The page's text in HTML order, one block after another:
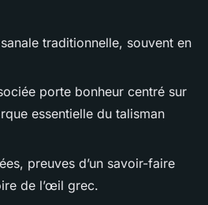
traditionnelle, souvent en
porte bonheur centré sur
essentielle du talisman
preuves d’un savoir-faire
de l’œil grec.